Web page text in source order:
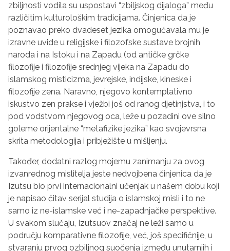
zbiljnosti vodila su uspostavi “zbiljskog dijaloga” među
različitim kulturološkim tradicijama. Činjenica da je
poznavao preko dvadeset jezika omogućavala mu je
izravne uvide u religijske i filozofske sustave brojnih
naroda i na Istoku i na Zapadu (od antičke grčke
filozofije i filozofije srednjeg vijeka na Zapadu do
islamskog misticizma, jevrejske, indijske, kineske i
filozofije zena. Naravno, njegovo kontemplativno
iskustvo zen prakse i vježbi još od ranog djetinjstva, i to
pod vodstvom njegovog oca, leže u pozadini ove silno
goleme orijentalne “metafizike jezika” kao svojevrsna
skrita metodologija i pribježište u mišljenju.
Također, dodatni razlog mojemu zanimanju za ovog
izvanrednog mislitelja jeste nedvojbena činjenica da je
Izutsu bio prvi internacionalni učenjak u našem dobu koji
je napisao čitav serijal studija o islamskoj misli i to ne
samo iz ne-islamske već i ne-zapadnjačke perspektive.
U svakom slučaju, Izutsuov značaj ne leži samo u
području komparativne filozofije, već, još specifičnije, u
stvaranju prvog ozbiljnog suočenja između unutarnjih i